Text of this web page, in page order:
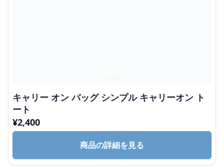
キャリー オン バッグ シンプル キャリーオン ト
ート
¥2,400
商品の詳細を見る